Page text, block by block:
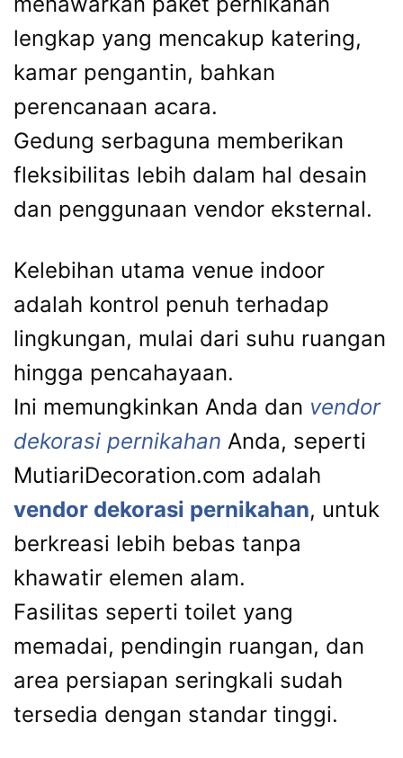
lengkap yang mencakup katering,
kamar pengantin, bahkan
perencanaan acara.
Gedung serbaguna memberikan
fleksibilitas lebih dalam hal desain
dan penggunaan vendor eksternal.
Kelebihan utama venue indoor
adalah kontrol penuh terhadap
lingkungan, mulai dari suhu ruangan
hingga pencahayaan.
Ini memungkinkan Anda dan vendor
dekorasi pernikahan Anda, seperti
MutiariDecoration.com adalah
vendor dekorasi pernikahan, untuk
berkreasi lebih bebas tanpa
khawatir elemen alam.
Fasilitas seperti toilet yang
memadai, pendingin ruangan, dan
area persiapan seringkali sudah
tersedia dengan standar tinggi.